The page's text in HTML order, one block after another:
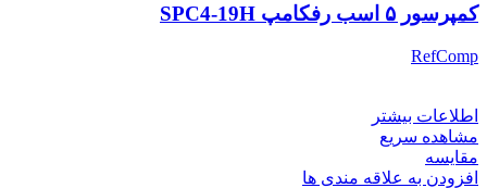
کمپرسور ۵ اسب رفکامپ SPC4-19H
RefComp
اطلاعات بیشتر
مشاهده سریع
مقایسه
افزودن به علاقه مندی ها